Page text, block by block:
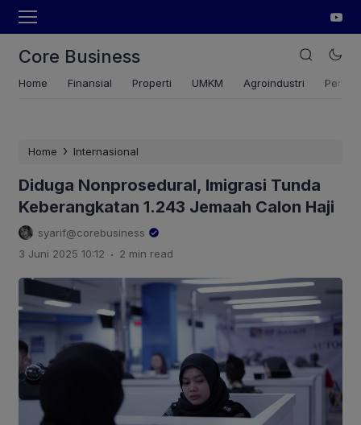
Core Business
Home Finansial Properti UMKM Agroindustri
Home › Internasional
Diduga Nonprosedural, Imigrasi Tunda
Keberangkatan 1.243 Jemaah Calon Haji
syarif@corebusiness
3 Juni 2025 10:12 . 2 min read